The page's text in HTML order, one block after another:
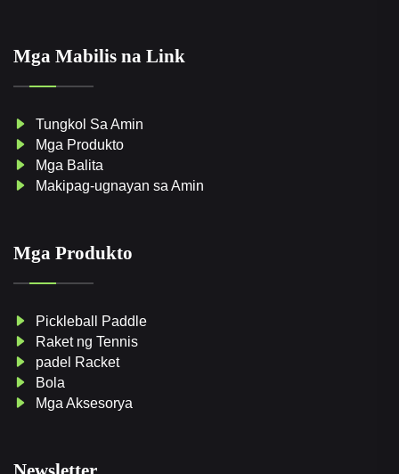
Mga Mabilis na Link
Tungkol Sa Amin
Mga Produkto
Mga Balita
Makipag-ugnayan sa Amin
Mga Produkto
Pickleball Paddle
Raket ng Tennis
padel Racket
Bola
Mga Aksesorya